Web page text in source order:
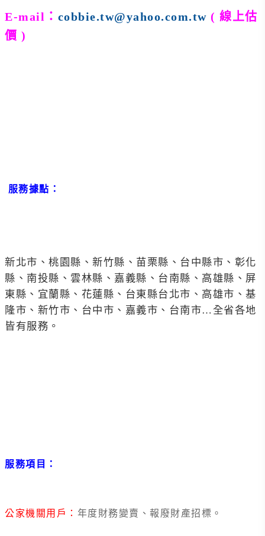
E-mail ： cobbie.tw@yahoo.com.tw ( 線上估
價 )
服務據點 ：
新北市、桃園縣、新竹縣、苗栗縣、台中縣市、彰化
縣、南投縣、雲林縣、嘉義縣、台南縣、高雄縣、屏
東縣、宜蘭縣、花蓮縣、台東縣台北市、高雄市、基
隆市、新竹市、台中市、嘉義市、台南市…全省各地
皆有服務。
服務項目 ：
公家機關用戶： 年度財務變賣、報廢財產招標。